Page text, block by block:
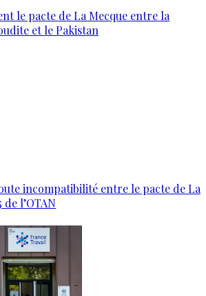
le pacte de La Mecque entre la
et le Pakistan
incompatibilité entre le pacte de La
l’OTAN